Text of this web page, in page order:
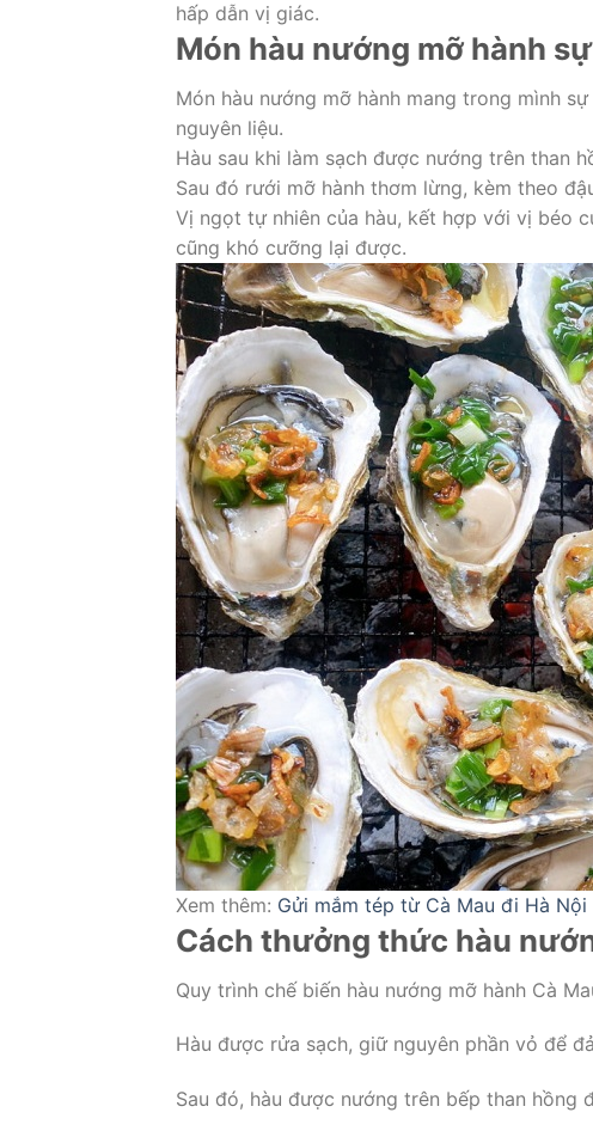
hấp dẫn vị giác.
Món hàu nướng mỡ hành
Món hàu nướng mỡ hành mang trong mình
nguyên liệu.
Hàu sau khi làm sạch được nướng trên than
Sau đó rưới mỡ hành thơm lừng, kèm theo
Vị ngọt tự nhiên của hàu, kết hợp với vị béo
cũng khó cưỡng lại được.
Xem thêm: Gửi mắm tép từ Cà Mau đi Hà Nội
Cách thưởng thức hàu
Quy trình chế biến hàu nướng mỡ hành Cà
Hàu được rửa sạch, giữ nguyên phần vỏ để
Sau đó, hàu được nướng trên bếp than hồng